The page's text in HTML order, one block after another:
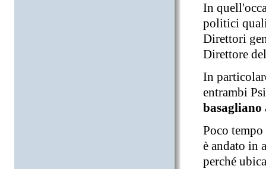
In
politici
Direttori
Direttore
In
entrambi
basagliano
Poco
è andato in
perché